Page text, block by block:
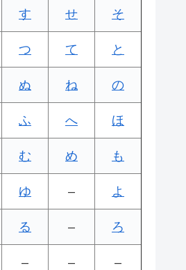
す せ そ
つ て と
ぬ ね の
ふ へ ほ
む め も
ゆ – よ
る – ろ
– – –